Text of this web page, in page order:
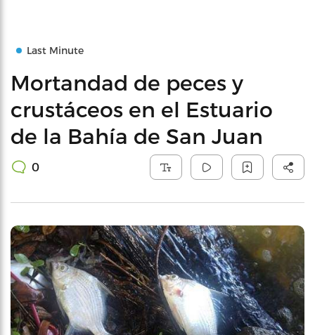
Last Minute
Mortandad de peces y
crustáceos en el Estuario
de la Bahía de San Juan
0